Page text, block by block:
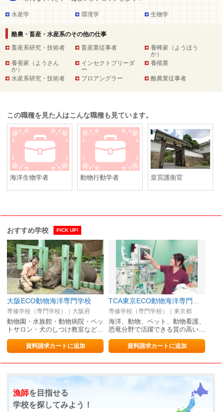
水産学 環境学 生物学
酪農・畜産・水産系のその他の仕事
畜産系研究・技術者
畜産業従事者
養蜂家（ようほう
か）
養蚕家（ようさん
か）
インセクトブリーダ
ー
養殖業
水産系研究・技術者 プロアングラー 酪農業従事者
この職種を見た人はこんな職種も見ています。
海洋生物学者 動物行動学者 皇宮護衛官
おすすめ学校 PICK UP!
大阪ECO動物海洋専門学校
専修学校（専門学校）｜大阪府
動物園・水族館・動物病院・ペッ
トサロン・犬のしつけ教室など…
資料請求カートに追加
専修学校（専門学校）｜東京都
海洋、動物、ペット、動物看護、
恐竜分野で活躍できる質の高い…
資料請求カートに追加
漁師を目指せる
学校を探してみよう！